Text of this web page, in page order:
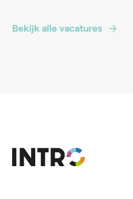
Bekijk alle vacatures